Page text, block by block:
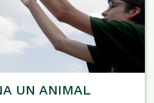
UN ANIMAL